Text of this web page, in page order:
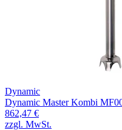
Dynamic
Dynamic Master Kombi
862,47 €
zzgl. MwSt.